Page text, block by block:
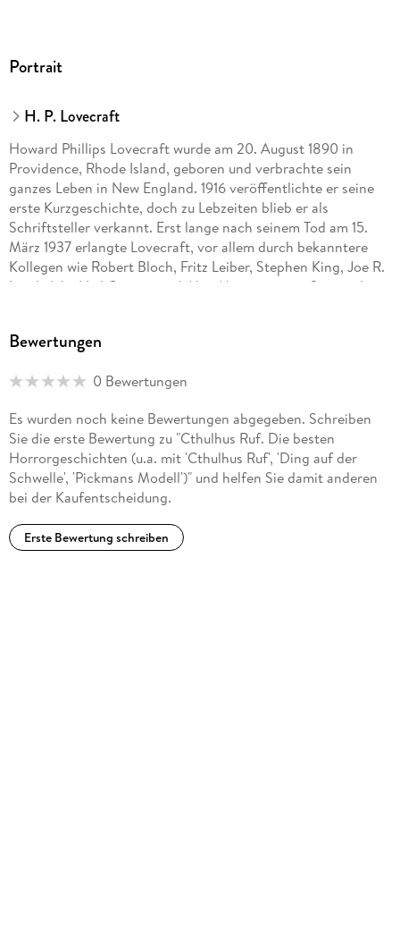
Portrait
H. P. Lovecraft
Howard Phillips Lovecraft wurde am 20. August 1890 in
Providence, Rhode Island, geboren und verbrachte sein
ganzes Leben in New England. 1916 veröffentlichte er seine
erste Kurzgeschichte, doch zu Lebzeiten blieb er als
Schriftsteller verkannt. Erst lange nach seinem Tod am 15.
März 1937 erlangte Lovecraft, vor allem durch bekanntere
Kollegen wie Robert Bloch, Fritz Leiber, Stephen King, Joe R.
Landsdale, Neil Gaiman und Alan Moore, seinen Status als
den Wahnsinn treiben, der ihnen auf die Spur kommt,
bilden die Basis für unzählige Romane, Spiele und Filme.
Bewertungen
0 Bewertungen
Es wurden noch keine Bewertungen abgegeben. Schreiben
Sie die erste Bewertung zu "Cthulhus Ruf. Die besten
Horrorgeschichten (u.a. mit 'Cthulhus Ruf', 'Ding auf der
Schwelle', 'Pickmans Modell')" und helfen Sie damit anderen
bei der Kaufentscheidung.
Erste Bewertung schreiben